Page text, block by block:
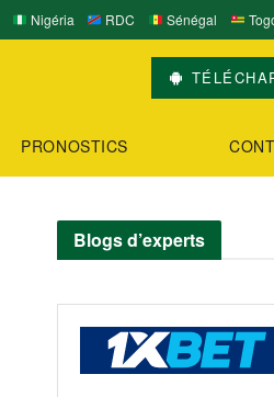
Nigéria RDC Sénégal
PRONOSTICS
Blogs d’experts